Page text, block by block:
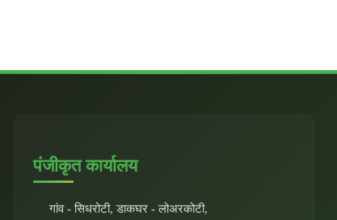
पंजीकृत कार्यालय
गांव - सिधरोटी, डाकघर - लोअरकोटी,